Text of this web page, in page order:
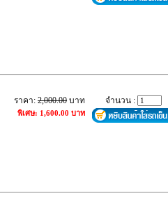
ราคา:2,000.00 บาท
พิเศษ: 1,600.00 บาท
จำนวน :